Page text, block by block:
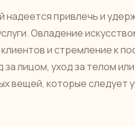
привлечь и
Овладение
и стремление к
лицом, уход за телом
вещей, которые следует